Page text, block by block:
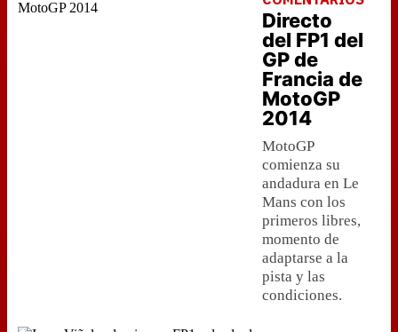
Directo
del FP1 del
GP de
Francia de
MotoGP
2014
MotoGP
comienza su
andadura en Le
Mans con los
primeros libres,
momento de
adaptarse a la
pista y las
condiciones.